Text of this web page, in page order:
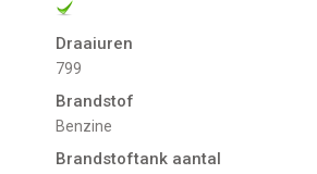
Draaiuren
799
Brandstof
Benzine
Brandstoftank aantal